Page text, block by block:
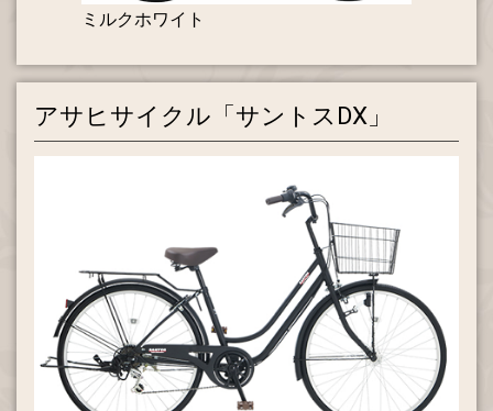
ミルクホワイト
アサヒサイクル「サントスDX」